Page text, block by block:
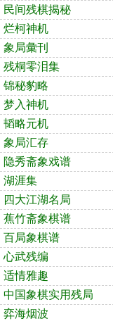
民间残棋揭秘
烂柯神机
象局彙刊
残桐零泪集
锦秘豹略
梦入神机
韬略元机
象局汇存
隐秀斋象戏谱
湖涯集
四大江湖名局
蕉竹斋象棋谱
百局象棋谱
心武残编
适情雅趣
中国象棋实用残局
弈海烟波